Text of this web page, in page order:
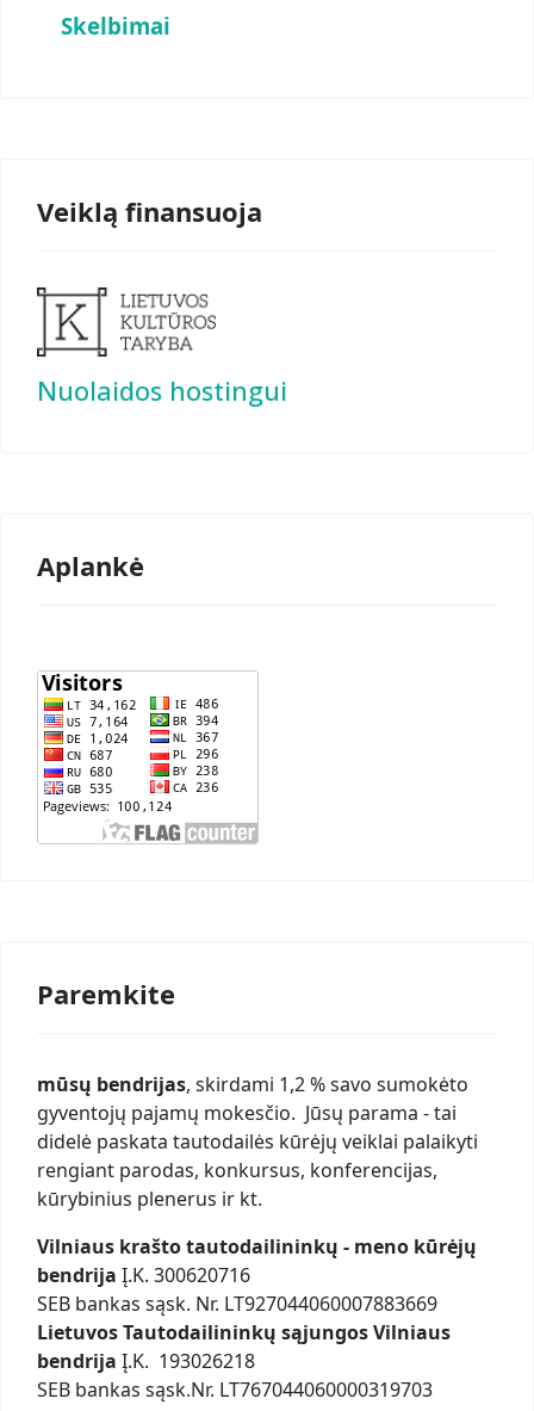
Skelbimai
Veiklą finansuoja
Nuolaidos hostingui
Aplankė
Paremkite
mūsų bendrijas, skirdami 1,2 % savo sumokėto
gyventojų pajamų mokesčio. Jūsų parama - tai
didelė paskata tautodailės kūrėjų veiklai palaikyti
rengiant parodas, konkursus, konferencijas,
kūrybinius plenerus ir kt.
Vilniaus krašto tautodailininkų - meno kūrėjų
bendrija Į.K. 300620716
SEB bankas sąsk. Nr. LT927044060007883669
Lietuvos Tautodailininkų sąjungos Vilniaus
bendrija Į.K. 193026218
SEB bankas sąsk.Nr. LT767044060000319703